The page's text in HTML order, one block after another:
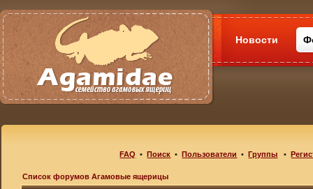
Новости
FAQ •Поиск •Пользователи •Группы •
Список форумов Агамовые ящерицы